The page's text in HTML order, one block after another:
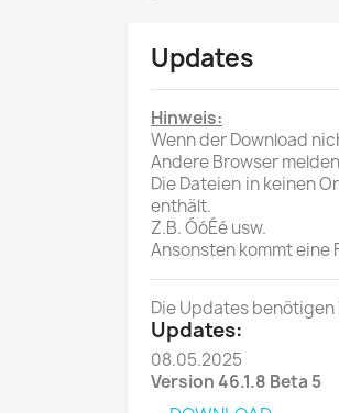
Updates
Hinweis:
Wenn der Download
Andere Browser
Die Dateien in keinen
enthält.
Z.B. ÓóÉé usw.
Ansonsten kommt eine
Die Updates benötigen
Updates:
08.05.2025
Version 46.1.8 Beta 5